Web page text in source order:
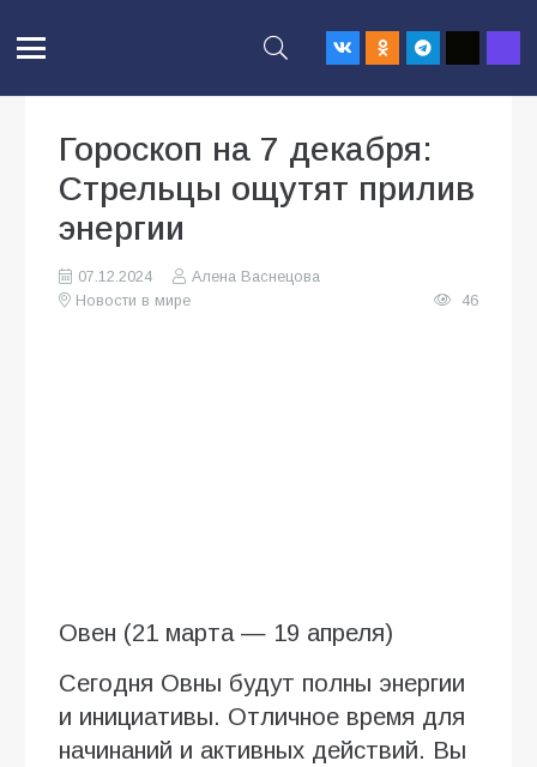
Гороскоп на 7 декабря:
Стрельцы ощутят прилив
энергии
07.12.2024
Алена Васнецова
Новости в мире
46
Овен (21 марта — 19 апреля)
Сегодня Овны будут полны энергии
и инициативы. Отличное время для
начинаний и активных действий. Вы